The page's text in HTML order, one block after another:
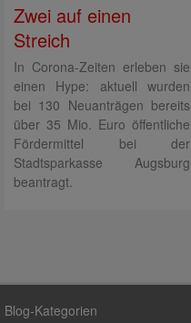
Zwei auf einen
Streich
In Corona-Zeiten erleben sie
einen Hype: aktuell wurden
bei 130 Neuanträgen bereits
über 35 Mio. Euro öffentliche
Fördermittel bei der
Stadtsparkasse Augsburg
beantragt.
Blog-Kategorien